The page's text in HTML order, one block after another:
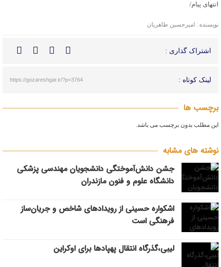
انتهای پیام/
نویسنده : امیرحسین طاهریان
اشتراک گذاری :
لینک کوتاه : https://gozareshgar.ir/?p=3764
برچسب ها
این مطلب بدون برچسب می باشد.
نوشته های مشابه
جشن دانش‌آموختگی دانشجویان مهندسی پزشکی
دانشگاه علوم و فنون مازندران
اشکواره حسینی از رویدادهای شاخص و جریان‌ساز
فرهنگی است
لیبی،گذرگاه انتقال پهپادها برای اوکراین